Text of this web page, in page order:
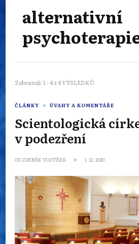
alternativní
Zobrazuji: 1 - 4 z 4 VÝSLEDKŮ
ČLÁNKY ÚVAHY A KOMENTÁŘE
Scientologická
v podezření
OD ZDENĚK VOJTÍŠEK 1. 12. 2020